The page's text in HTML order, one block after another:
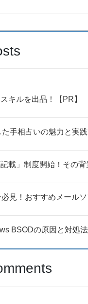
キルを出品！【PR】
手相占いの魅力と実
載」制度開始！その
見！おすすめメール
BSODの原因と対処